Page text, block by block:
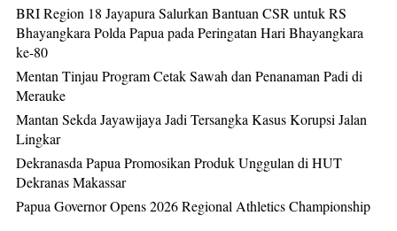
BRI Region 18 Jayapura Salurkan Bantuan CSR untuk RS
Bhayangkara Polda Papua pada Peringatan Hari Bhayangkara
ke-80
Mentan Tinjau Program Cetak Sawah dan Penanaman Padi di
Merauke
Mantan Sekda Jayawijaya Jadi Tersangka Kasus Korupsi Jalan
Lingkar
Dekranasda Papua Promosikan Produk Unggulan di HUT
Dekranas Makassar
Papua Governor Opens 2026 Regional Athletics Championship